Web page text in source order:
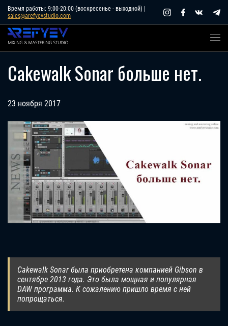
Skip
content
Время работы: 9:00-20:00 (воскресенье - выходной) |
sales@arefyevstudio.com
Cakewalk Sonar больше нет.
23 ноября 2017
Cakewalk Sonar была приобретена компанией Gibson в
сентябре 2013 года. Это была мощная и популярная
DAW программа. К сожалению пришло время с ней
попрощаться.